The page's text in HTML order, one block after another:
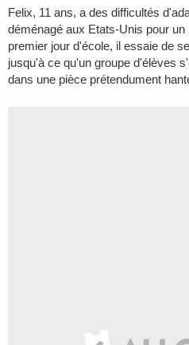
Felix, 11 ans, a des difficultés
déménagé aux Etats-Unis pour
premier jour d'école, il essaie de
jusqu'à ce qu'un groupe d'élèves
dans une pièce prétendument